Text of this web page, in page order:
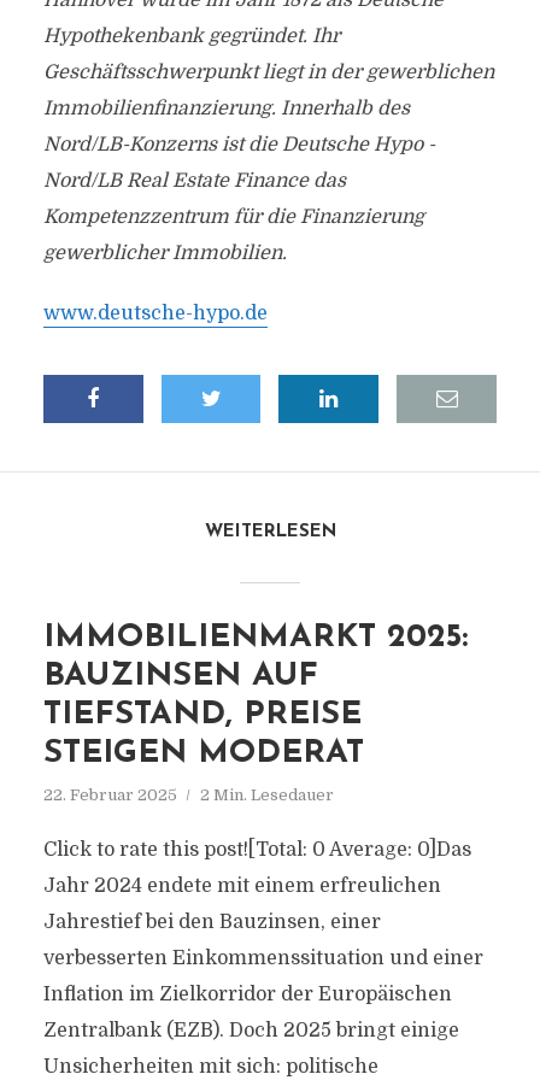
Hypothekenbank gegründet. Ihr
Geschäftsschwerpunkt liegt in der gewerblichen
Immobilienfinanzierung. Innerhalb des
Nord/LB-Konzerns ist die Deutsche Hypo -
Nord/LB Real Estate Finance das
Kompetenzzentrum für die Finanzierung
gewerblicher Immobilien.
www.deutsche-hypo.de
WEITERLESEN
IMMOBILIENMARKT 2025:
BAUZINSEN AUF
TIEFSTAND, PREISE
STEIGEN MODERAT
22. Februar 2025 2 Min. Lesedauer
Click to rate this post![Total: 0 Average: 0]Das
Jahr 2024 endete mit einem erfreulichen
Jahrestief bei den Bauzinsen, einer
verbesserten Einkommenssituation und einer
Inflation im Zielkorridor der Europäischen
Zentralbank (EZB). Doch 2025 bringt einige
Unsicherheiten mit sich: politische